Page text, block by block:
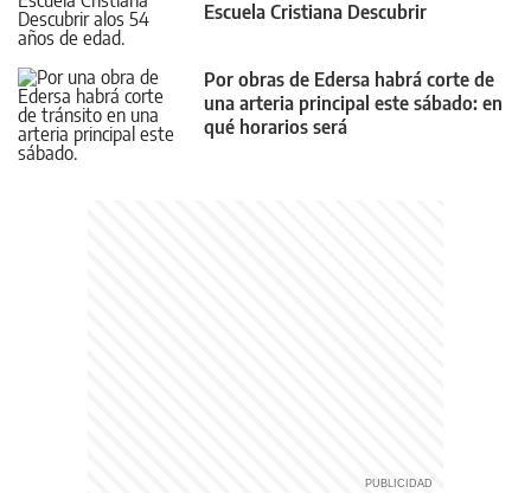
Escuela Cristiana Descubrir
Por obras de Edersa habrá corte de
una arteria principal este sábado: en
qué horarios será